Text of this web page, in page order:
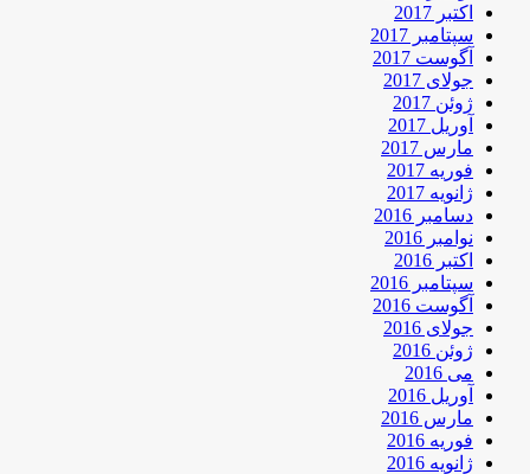
اکتبر 2017
سپتامبر 2017
آگوست 2017
جولای 2017
ژوئن 2017
آوریل 2017
مارس 2017
فوریه 2017
ژانویه 2017
دسامبر 2016
نوامبر 2016
اکتبر 2016
سپتامبر 2016
آگوست 2016
جولای 2016
ژوئن 2016
می 2016
آوریل 2016
مارس 2016
فوریه 2016
ژانویه 2016